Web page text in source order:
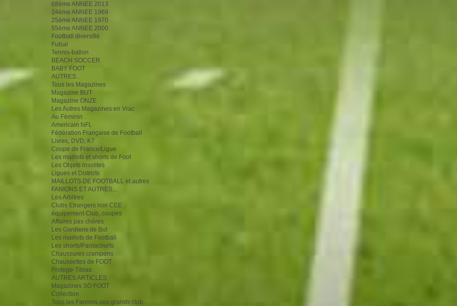
68ème ANNEE 2013
24ème ANNEE 1969
25ème ANNEE 1970
55ème ANNEE 2000
Football diversifié
Futsal
Tennis-ballon
BEACH SOCCER
BABY FOOT
AUTRES...
Tous les Magazines
Magazine BUT
Magazine ONZE
Les Autres Magazines en Vrac
Au Féminin
Americain NFL
Fédération Française de Football
Livres, DVD, K7
Coupe de France/Ligue
Les maillots et shorts de Foot
Les Objets insolites
Ligues et Districts
MAILLOTS DE FOOTBALL et autres
FANIONS ET AUTRES,...
Les Arbitres
Clubs Etrangers non CEE
équipement Club, coupes
Affaires pas chères
Les Gardiens de But
Les maillots de Football
Les shorts/Pantacourts
Chaussures crampons
Chaussettes de FOOT
Protege-Tibias
AUTRES ARTICLES
Magazines SO FOOT
Collection
Tous les Fanions des grands club